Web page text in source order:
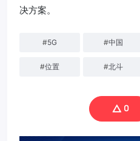
决方案。
#5G #中国
#位置 #北斗
0